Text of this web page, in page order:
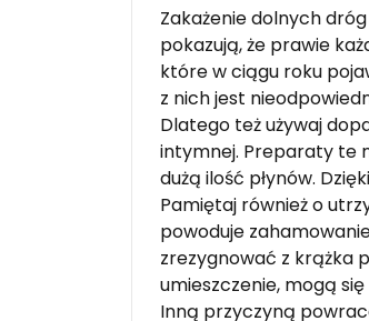
Zakażenie dolnych
pokazują, że prawie
które w ciągu roku
z nich jest
Dlatego też używaj
intymnej. Preparaty te
dużą ilość płynów.
Pamiętaj również o
powoduje
zrezygnować z krążka
umieszczenie, mogą
Inną przyczyną